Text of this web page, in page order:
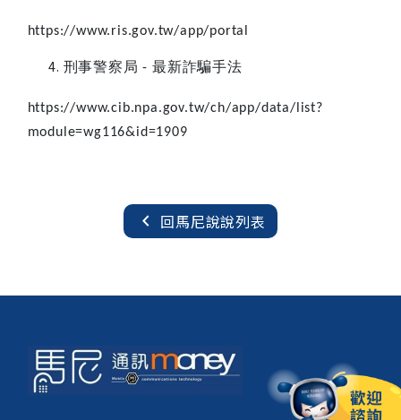
https://www.ris.gov.tw/app/portal
刑事警察局 -最新詐騙手法
https://www.cib.npa.gov.tw/ch/app/data/list?
module=wg116&id=1909
chevron_left 回馬尼說說列表